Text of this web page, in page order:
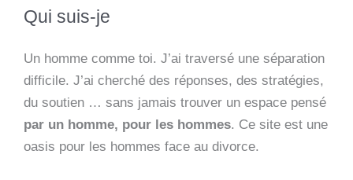
Qui suis-je
Un homme comme toi. J’ai traversé une séparation
difficile. J’ai cherché des réponses, des stratégies,
du soutien … sans jamais trouver un espace pensé
par un homme, pour les hommes. Ce site est une
oasis pour les hommes face au divorce.